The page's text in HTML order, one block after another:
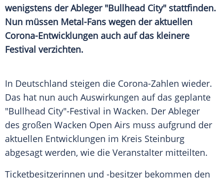
wenigstens der Ableger "Bullhead City" stattfinden.
Nun müssen Metal-Fans wegen der aktuellen
Corona-Entwicklungen auch auf das kleinere
Festival verzichten.
In Deutschland steigen die Corona-Zahlen wieder.
Das hat nun auch Auswirkungen auf das geplante
"Bullhead City"-Festival in Wacken. Der Ableger
des großen Wacken Open Airs muss aufgrund der
aktuellen Entwicklungen im Kreis Steinburg
abgesagt werden, wie die Veranstalter mitteilten.
Ticketbesitzerinnen und -besitzer bekommen den